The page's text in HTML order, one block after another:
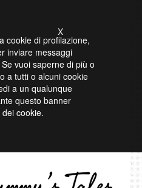
cookie di profilazione,
inviare messaggi
vuoi saperne di più o
a tutti o alcuni cookie
a un qualunque
questo banner
cookie.
X